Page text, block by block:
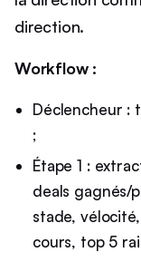
direction.
Workflow :
Déclencheur :
;
Étape 1 :
deals gagnés/
stade,
cours, top 5